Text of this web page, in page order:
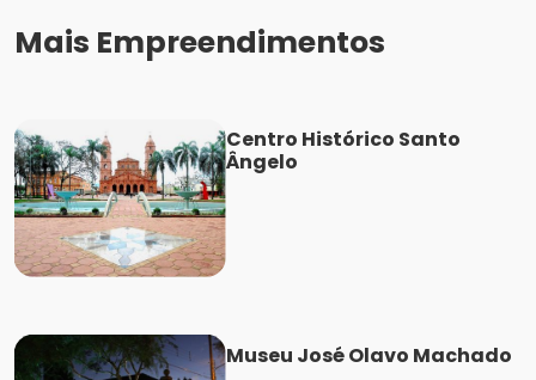
Mais Empreendimentos
Centro Histórico Santo
Ângelo
Museu José Olavo Machado